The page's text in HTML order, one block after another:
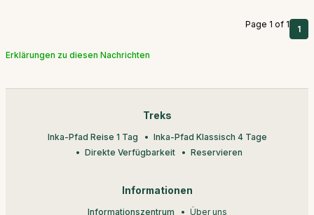
Page 1 of 1 1
Erklärungen zu diesen Nachrichten
Treks
Inka-Pfad Reise 1 Tag
Inka-Pfad Klassisch 4 Tage
Direkte Verfügbarkeit
Reservieren
Informationen
Informationszentrum Über uns